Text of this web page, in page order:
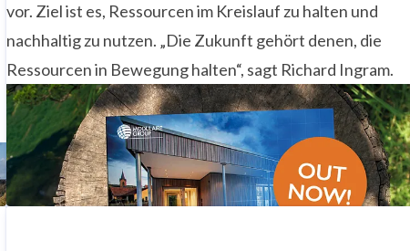
vor. Ziel ist es, Ressourcen im Kreislauf zu halten und
nachhaltig zu nutzen. „Die Zukunft gehört denen, die
Ressourcen in Bewegung halten“, sagt Richard Ingram.